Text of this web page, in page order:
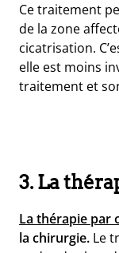
Ce traitement
de la zone
cicatrisation.
elle est moins
traitement et
3. La
La thérapie par
la chirurgie. Le